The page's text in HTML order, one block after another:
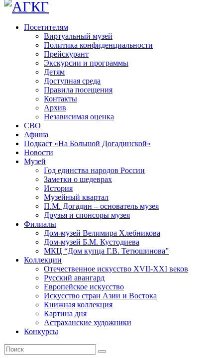
Посетителям
Виртуальный музей
Политика конфиденциальности
Прейскурант
Экскурсии и программы
Детям
Доступная среда
Правила посещения
Контакты
Архив
Независимая оценка
СВО
Афиша
Подкаст «На Большой Догадинской»
Новости
Музей
Год единства народов России
Заметки о шедеврах
История
Музейный квартал
П.М. Догадин – основатель музея
Друзья и спонсоры музея
Филиалы
Дом-музей Велимира Хлебникова
Дом-музей Б.М. Кустодиева
МКЦ “Дом купца Г.В. Тетюшинова”
Коллекции
Отечественное искусство XVII-XXI веков
Русский авангард
Европейское искусство
Искусство стран Азии и Востока
Книжная коллекция
Картина дня
Астраханские художники
Конкурсы